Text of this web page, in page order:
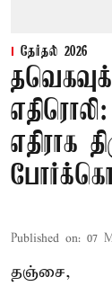
தேர்தல் 2026
எதிராக
Published on: 07
தஞ்சை,